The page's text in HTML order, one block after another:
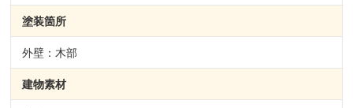
塗装箇所
外壁：木部
建物素材